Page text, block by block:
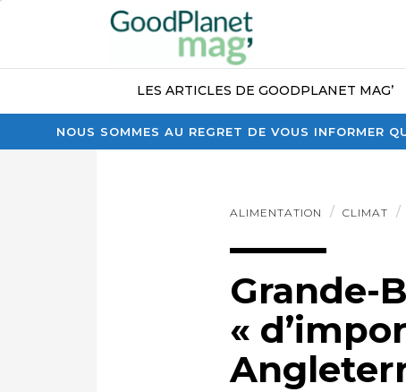
NOUS SOMMES AU REGRET DE VOUS INFORMER
LES ARTICLES DE GOODPLANET MAG’
ALIMENTATION CLIMAT
Grande-
«